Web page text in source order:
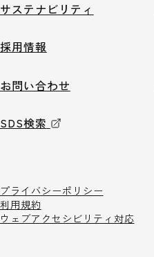
サステナビリティ
採用情報
お問い合わせ
SDS検索
プライバシーポリシー
利用規約
ウェブアクセシビリティ対応